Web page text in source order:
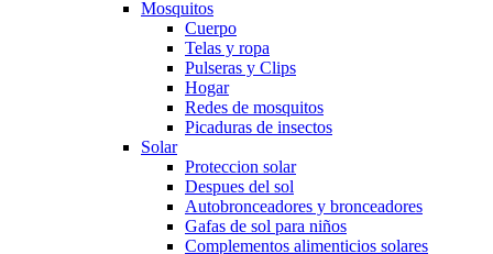
Mosquitos
Cuerpo
Telas y ropa
Pulseras y Clips
Hogar
Redes de mosquitos
Picaduras de insectos
Solar
Proteccion solar
Despues del sol
Autobronceadores y bronceadores
Gafas de sol para niños
Complementos alimenticios solares